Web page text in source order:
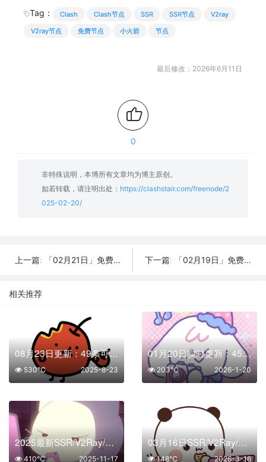
Tag： Clash Clash节点 SSR SSR节点
V2ray
V2ray节点
免费节点 小火箭 节点
最后修改：2026年6月11日
0
非特殊说明，本博所有文章均为博主原创。
如若转载，请注明出处： https://clashstair.com/freenode/2
025-02-20/
上一篇: 「02月21日」免费节点数量22个，SSR/V2ray/Shadowrocket/Clash订阅链接 下一篇: 「02月19日」免费节点数量18个，SSR/V2ray/Shadowrocket/Clash订阅链接
相关推荐
08月23日更新：49条可用免费节点 | 2025年SSR/V2ray/Clash订阅链接
2025-8-23
530℃
01月20日实时更新：45条可用SSR/V2Ray/Clash节点
2026-1-20
203℃
2025最新SSR/V2Ray/Clash免费节点 | 11月17日可用订阅
2025-11-17
410℃
03月16日SSR/V2Ray/Clash订阅合集 | 43条可用免费节点
2026-3-16
148℃